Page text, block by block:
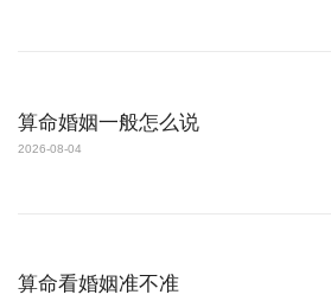
算命婚姻一般怎么说
2026-08-04
算命看婚姻准不准